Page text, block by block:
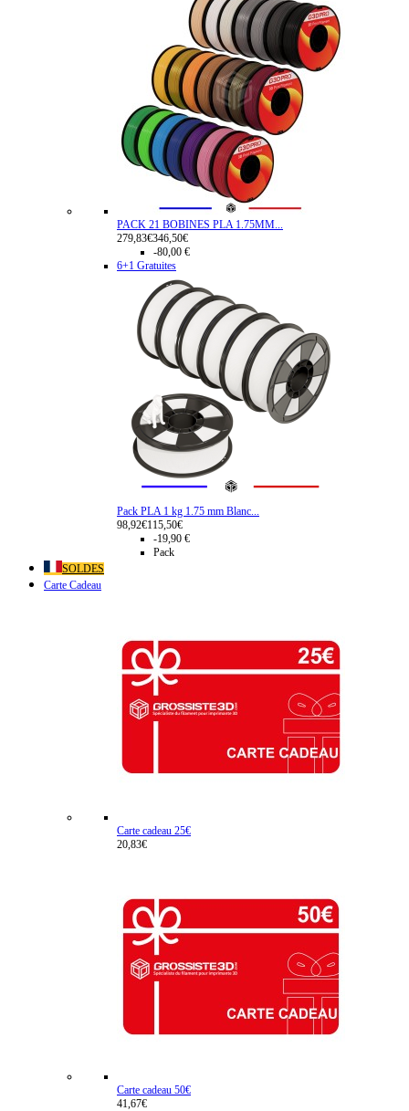
PACK 21 BOBINES PLA 1.75MM...
279,83€346,50€
-80,00 €
6+1 Gratuites
Pack PLA 1 kg 1.75 mm Blanc...
98,92€115,50€
-19,90 €
Pack
SOLDES
Carte Cadeau
Carte cadeau 25€
20,83€
Carte cadeau 50€
41,67€